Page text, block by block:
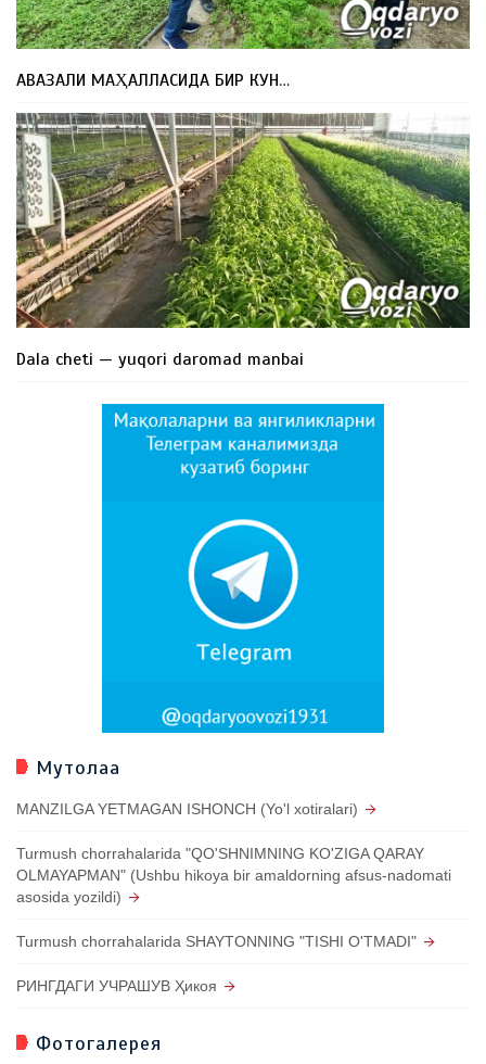
АВАЗАЛИ МАҲАЛЛАСИДА БИР КУН…
Dala cheti — yuqori daromad manbai
Мутолаа
MANZILGA YETMAGAN ISHONCH (Yo'l xotiralari)
Turmush chorrahalarida "QO'SHNIMNING KO'ZIGA QARAY
OLMAYAPMAN" (Ushbu hikoya bir amaldorning afsus-nadomati
asosida yozildi)
Turmush chorrahalarida SHAYTONNING "TISHI O'TMADI"
РИНГДАГИ УЧРАШУВ Ҳикоя
Фотогалерея